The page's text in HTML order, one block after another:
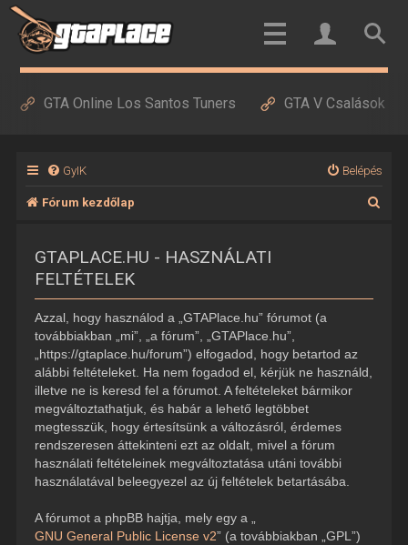
GTA Online Los Santos Tuners GTA V Csalások
GyIK Belépés
Fórum kezdőlap
GTAPLACE.HU - HASZNÁLATI
FELTÉTELEK
Azzal, hogy használod a „GTAPlace.hu” fórumot (a
továbbiakban „mi”, „a fórum”, „GTAPlace.hu”,
„https://gtaplace.hu/forum”) elfogadod, hogy betartod az
alábbi feltételeket. Ha nem fogadod el, kérjük ne használd,
illetve ne is keresd fel a fórumot. A feltételeket bármikor
megváltoztathatjuk, és habár a lehető legtöbbet
megtesszük, hogy értesítsünk a változásról, érdemes
rendszeresen áttekinteni ezt az oldalt, mivel a fórum
használati feltételeinek megváltoztatása utáni további
használatával beleegyezel az új feltételek betartásába.
A fórumot a phpBB hajtja, mely egy a „
GNU General Public License v2” (a továbbiakban „GPL”)